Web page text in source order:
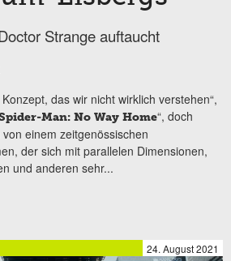
Strange auftaucht
das wir nicht wirklich verstehen“,
Man: No Way Home“, doch
einem zeitgenössischen
der sich mit parallelen Dimensionen,
und anderen sehr...
24. August 2021